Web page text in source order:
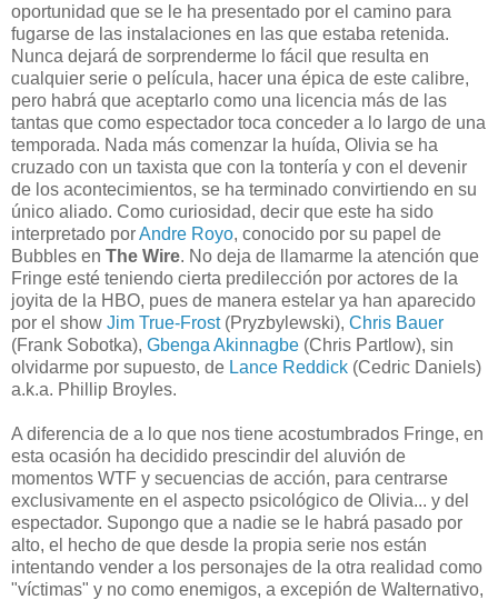
oportunidad que se le ha presentado por el camino para
fugarse de las instalaciones en las que estaba retenida.
Nunca dejará de sorprenderme lo fácil que resulta en
cualquier serie o película, hacer una épica de este calibre,
pero habrá que aceptarlo como una licencia más de las
tantas que como espectador toca conceder a lo largo de una
temporada. Nada más comenzar la huída, Olivia se ha
cruzado con un taxista que con la tontería y con el devenir
de los acontecimientos, se ha terminado convirtiendo en su
único aliado. Como curiosidad, decir que este ha sido
interpretado porAndre Royo, conocido por su papel de
Bubbles en The Wire. No deja de llamarme la atención que
Fringe esté teniendo cierta predilección por actores de la
joyita de la HBO, pues de manera estelar ya han aparecido
por el show Jim True-Frost(Pryzbylewski), Chris Bauer
(Frank Sobotka), Gbenga Akinnagbe (Chris Partlow), sin
olvidarme por supuesto, de Lance Reddick (Cedric Daniels)
a.k.a. Phillip Broyles.
A diferencia de a lo que nos tiene acostumbrados Fringe, en
esta ocasión ha decidido prescindir del aluvión de
momentos WTF y secuencias de acción, para centrarse
exclusivamente en el aspecto psicológico de Olivia... y del
espectador. Supongo que a nadie se le habrá pasado por
alto, el hecho de que desde la propia serie nos están
intentando vender a los personajes de la otra realidad como
"víctimas" y no como enemigos, a excepión de Walternativo,